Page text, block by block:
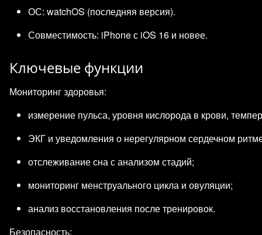
ОС: watchOS (последняя версия).
Совместимость: iPhone с iOS 16 и новее.
Ключевые функции
Мониторинг здоровья:
измерение пульса, уровня кислорода в крови,
ЭКГ и уведомления о нерегулярном сердечном
отслеживание сна с анализом стадий;
мониторинг менструального цикла и овуляции;
анализ восстановления после тренировок.
Безопасность: